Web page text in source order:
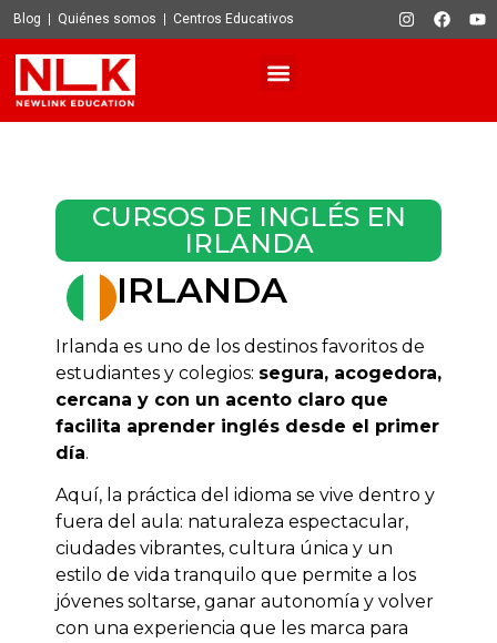
Blog Quiénes somos Centros Educativos
CURSOS DE INGLÉS EN
IRLANDA
IRLANDA
Irlanda es uno de los destinos favoritos de
estudiantes y colegios: segura, acogedora,
cercana y con un acento claro que
facilita aprender inglés desde el primer
día.
Aquí, la práctica del idioma se vive dentro y
fuera del aula: naturaleza espectacular,
ciudades vibrantes, cultura única y un
estilo de vida tranquilo que permite a los
jóvenes soltarse, ganar autonomía y volver
con una experiencia que les marca para